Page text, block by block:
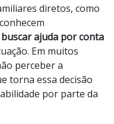
diretos, como
ajuda por conta
Em muitos
perceber a
torna essa decisão
por parte da